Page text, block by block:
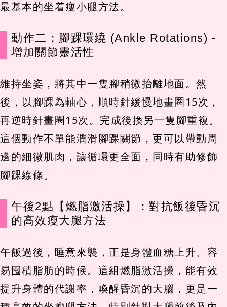
最基本的坐着瘦小腿方法。
動作二：腳踝環繞 (Ankle Rotations) -
增加關節靈活性
維持坐姿，將其中一隻腳稍微抬離地面。然
後，以腳踝為軸心，順時針緩慢地畫圈15次，
再逆時針畫圈15次。完成後換另一隻腳重複。
這個動作不單能潤滑腳踝關節，更可以帶動周
邊的細微肌肉，讓循環更全面，同時有助修飾
腳踝線條。
午後2點【燃脂激活操】：對抗飯後昏沉
的高效瘦大腿方法
午飯過後，睡意來襲，正是身體血糖上升、容
易囤積脂肪的時候。這組燃脂激活操，能有效
提升身體的代謝率，喚醒昏沉的大腦，更是一